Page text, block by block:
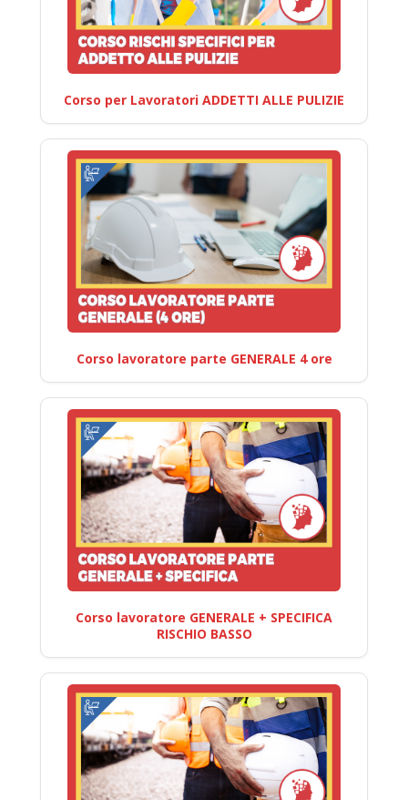
Corso per Lavoratori ADDETTI ALLE PULIZIE
Corso lavoratore parte GENERALE 4 ore
Corso lavoratore GENERALE + SPECIFICA
RISCHIO BASSO